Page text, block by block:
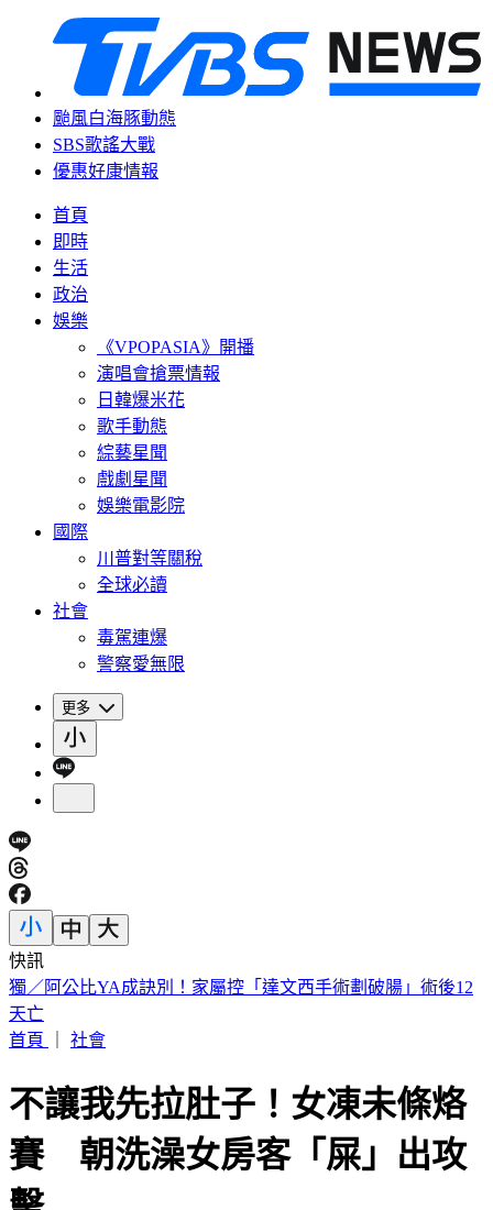
颱風白海豚動態
SBS歌謠大戰
優惠好康情報
首頁
即時
生活
政治
娛樂
《VPOPASIA》開播
演唱會搶票情報
日韓爆米花
歌手動態
綜藝星聞
戲劇星聞
娛樂電影院
國際
川普對等關稅
全球必讀
社會
毒駕連爆
警察愛無限
更多
快訊
BLACKPINK慶10週年！Jisoo哭了 Lisa發聲
首頁
不讓我先拉肚子！女凍未條烙
賽 朝洗澡女房客「屎」出攻
擊